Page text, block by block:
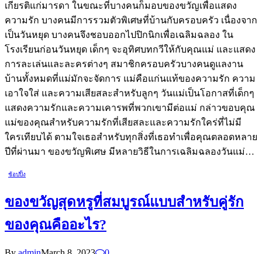
เกียรติแก่มารดา ในขณะที่บางคนก็มอบของขวัญเพื่อแสดง
ความรัก บางคนมีการรวมตัวพิเศษที่บ้านกับครอบครัว เนื่องจาก
เป็นวันหยุด บางคนจึงชอบออกไปปิกนิกเพื่อเฉลิมฉลอง ใน
โรงเรียนก่อนวันหยุด เด็กๆ จะอุทิศบทกวีให้กับคุณแม่ และแสดง
การละเล่นและละครต่างๆ สมาชิกครอบครัวบางคนดูแลงาน
บ้านทั้งหมดที่แม่มักจะจัดการ แม่คือแก่นแท้ของความรัก ความ
เอาใจใส่ และความเสียสละสำหรับลูกๆ วันแม่เป็นโอกาสที่เด็กๆ
แสดงความรักและความเคารพที่พวกเขามีต่อแม่ กล่าวขอบคุณ
แม่ของคุณสำหรับความรักที่เสียสละและความรักใคร่ที่ไม่มี
ใครเทียบได้ ตามใจเธอสำหรับทุกสิ่งที่เธอทำเพื่อคุณตลอดหลาย
ปีที่ผ่านมา ของขวัญพิเศษ มีหลายวิธีในการเฉลิมฉลองวันแม่…
ช้อปปิ้ง
ของขวัญสุดหรูที่สมบูรณ์แบบสำหรับคู่รัก
ของคุณคืออะไร?